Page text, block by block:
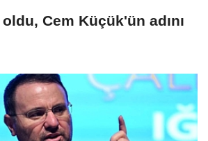
Cem Küçük'ün adını